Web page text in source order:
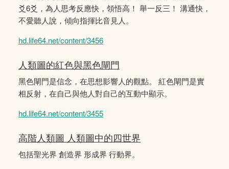
爻6爻，為人思考反應快，領悟高！ 舉一反三！ 溝通快，
不愛聽人說，傾向指揮比音見人。
hd.life64.net/content/3456
人類圖的紅色與黑色閘門
黑色閘門是信念，在思想影響人的觀點。 紅色閘門是實
相反射，在自己與他人對自己的互動中顯示。
hd.life64.net/content/3455
高階人類圖 人類圖中的四世界
包括聖光界 創造界 形成界 行動界。